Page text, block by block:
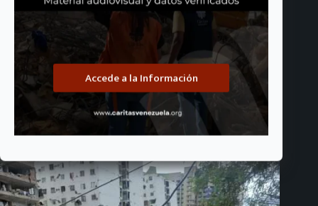
Accede a la Información
Ya está disponible el quinto boletín de Cáritas de Venezuela:
«No apartemos la mirada»
agosto 4, 2026